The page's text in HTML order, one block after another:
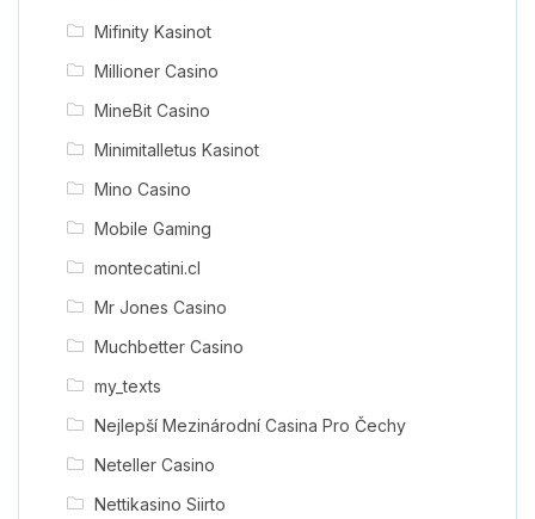
Mifinity Kasinot
Millioner Casino
MineBit Casino
Minimitalletus Kasinot
Mino Casino
Mobile Gaming
montecatini.cl
Mr Jones Casino
Muchbetter Casino
my_texts
Nejlepší Mezinárodní Casina Pro Čechy
Neteller Casino
Nettikasino Siirto